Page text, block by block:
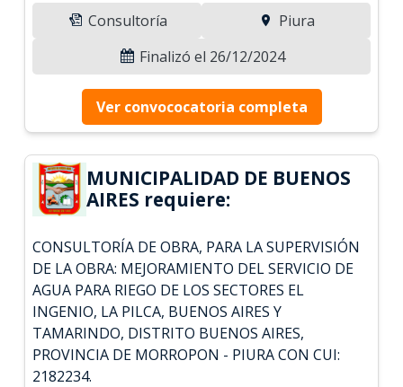
Consultoría
Piura
Finalizó el 26/12/2024
Ver convococatoria completa
MUNICIPALIDAD DE BUENOS
AIRES requiere:
CONSULTORÍA DE OBRA, PARA LA SUPERVISIÓN
DE LA OBRA: MEJORAMIENTO DEL SERVICIO DE
AGUA PARA RIEGO DE LOS SECTORES EL
INGENIO, LA PILCA, BUENOS AIRES Y
TAMARINDO, DISTRITO BUENOS AIRES,
PROVINCIA DE MORROPON - PIURA CON CUI:
2182234.